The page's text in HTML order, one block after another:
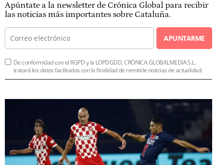
Apúntate a la newsletter de Crónica Global para recibir
las noticias más importantes sobre Cataluña.
APUNTARME
De conformidad con el RGPD y la LOPDGDD, CRÓNICA GLOBALMEDIA S.L.
tratará los datos facilitados con la finalidad de remitirle noticias de actualidad.